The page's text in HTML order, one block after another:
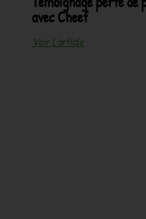
avec Cheef
Voir L'article